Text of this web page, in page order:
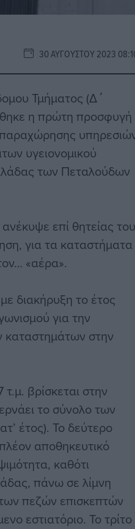
30 ΑΥΓΟΎΣΤΟΥ 2023
Τμήματος (Δ΄
η πρώτη προσφυγή
υγειονομικού
των Πεταλούδων
επί θητείας του
για τα καταστήματα
«αέρα».
διακήρυξη το έτος
για την
καταστημάτων στην
βρίσκεται στην
το σύνολο των
έτος). Το δεύτερο
αποθηκευτικό
καθότι
πάνω σε λίμνη
πεζών επισκεπτών
εστιατόριο. Το τρίτο